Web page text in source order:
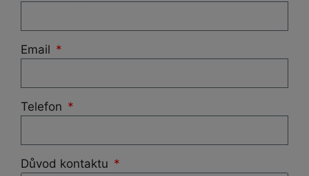
Email
Telefon
Důvod kontaktu